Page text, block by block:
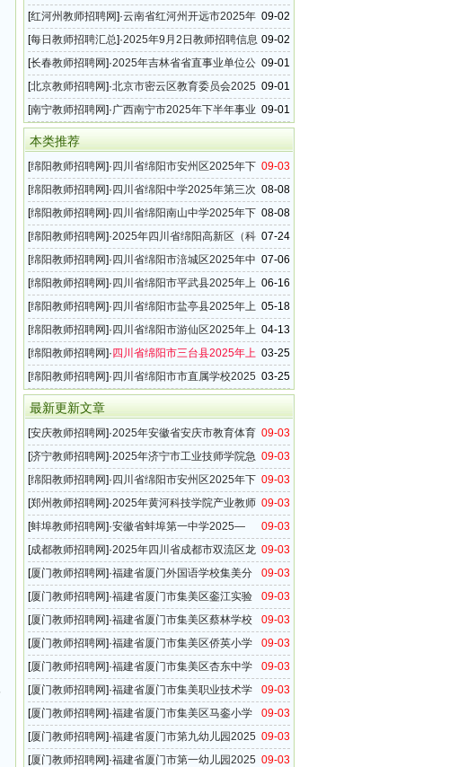
下半年事业单位教师招聘公告
09-02
[红河州教师招聘网]·云南省红河州开远市2025年
下半年事业单位教师招聘公告
09-02
[每日教师招聘汇总]·2025年9月2日教师招聘信息
汇总（39条）
09-01
[长春教师招聘网]·2025年吉林省省直事业单位公
开招聘工作人员（含专项招聘高校毕业生）公告（6
号）
09-01
[北京教师招聘网]·北京市密云区教育委员会2025
年第四次教师招聘9名公告
09-01
[南宁教师招聘网]·广西南宁市2025年下半年事业
单位教师招聘简章
本类推荐
09-03
[绵阳教师招聘网]· 四川省绵阳市安州区2025年下
半年教师招聘9名公告
08-08
[绵阳教师招聘网]· 四川省绵阳中学2025年第三次
教师招聘17名公告
08-08
[绵阳教师招聘网]· 四川省绵阳南山中学2025年下
半年教师招聘27名公告
07-24
[绵阳教师招聘网]·2025年四川省绵阳高新区（科
技城直管区）教师招聘122名公告
07-06
[绵阳教师招聘网]· 四川省绵阳市涪城区2025年中
小学教师招聘25名公告
06-16
[绵阳教师招聘网]· 四川省绵阳市平武县2025年上
半年教师招聘8名公告
05-18
[绵阳教师招聘网]· 四川省绵阳市盐亭县2025年上
半年教师招聘7名公告
04-13
[绵阳教师招聘网]· 四川省绵阳市游仙区2025年上
半年教师招聘31名公告
03-25
[绵阳教师招聘网]· 四川省绵阳市三台县2025年上
半年教师招聘42名公告
03-25
[绵阳教师招聘网]· 四川省绵阳市市直属学校2025
年上半年中小学教师招聘公告
最新更新文章
09-03
[安庆教师招聘网]·2025年安徽省安庆市教育体育
局直属学校选调优秀教育人才公告
09-03
[济宁教师招聘网]·2025年济宁市工业技师学院急
需紧缺人才引进公告
09-03
[绵阳教师招聘网]· 四川省绵阳市安州区2025年下
半年教师招聘9名公告
09-03
[郑州教师招聘网]·2025年黄河科技学院产业教师
招聘公告
09-03
[蚌埠教师招聘网]·安徽省蚌埠第一中学2025—
2026学年度编外临聘教师招聘公告
09-03
[成都教师招聘网]·2025年四川省成都市双流区龙
池学校教师招聘的公告
09-03
[厦门教师招聘网]·福建省厦门外国语学校集美分
校2025年9月教师招聘信息
09-03
[厦门教师招聘网]·福建省厦门市集美区銮江实验
幼儿园2025年9月教师招聘公告
09-03
[厦门教师招聘网]·福建省厦门市集美区蔡林学校
2025年9月教师招聘信息
09-03
[厦门教师招聘网]·福建省厦门市集美区侨英小学
2025年9月教师招聘信息
09-03
[厦门教师招聘网]·福建省厦门市集美区杏东中学
2025年9月教师招聘信息
09-03
[厦门教师招聘网]·福建省厦门市集美职业技术学
校2025年9月教师招聘信息
09-03
[厦门教师招聘网]·福建省厦门市集美区马銮小学
2025年9月教师招聘信息
09-03
[厦门教师招聘网]·福建省厦门市第九幼儿园2025
年9月教师招聘信息
09-03
[厦门教师招聘网]·福建省厦门市第一幼儿园2025